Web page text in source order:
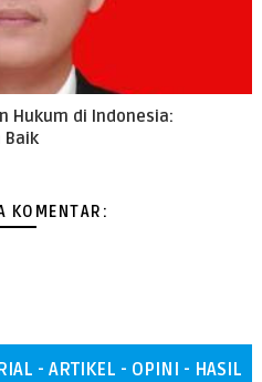
Hukum di Indonesia:
Baik
KOMENTAR:
- ARTIKEL - OPINI - HASIL